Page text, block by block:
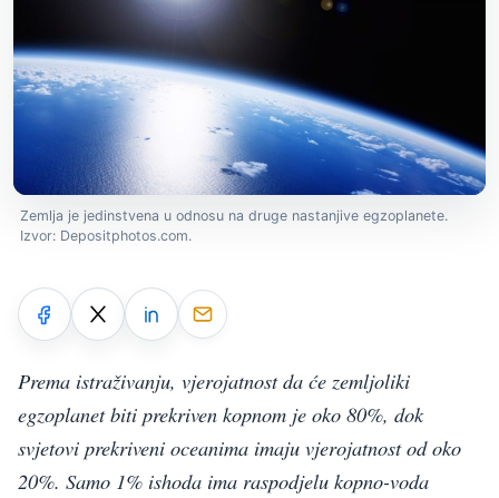
Zemlja je jedinstvena u odnosu na druge nastanjive egzoplanete.
Izvor: Depositphotos.com.
Prema istraživanju, vjerojatnost da će zemljoliki
egzoplanet biti prekriven kopnom je oko 80%, dok
svjetovi prekriveni oceanima imaju vjerojatnost od oko
20%. Samo 1% ishoda ima raspodjelu kopno-voda